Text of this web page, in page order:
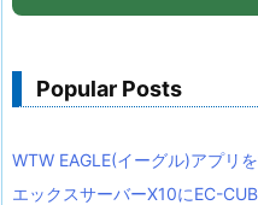
Popular Posts
WTW EAGLE(イーグル)アプリ
エックスサーバーX10にEC-